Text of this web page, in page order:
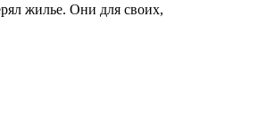
жилье. Они для своих,